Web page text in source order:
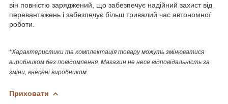
він повністю заряджений, що забезпечує надійний захист від
перевантажень і забезпечує більш тривалий час автономної
роботи.
*Характеристики та комплектація товару можуть змінюватися
виробником без повідомлення. Магазин не несе відповідальність за
зміни, внесені виробником.
Приховати